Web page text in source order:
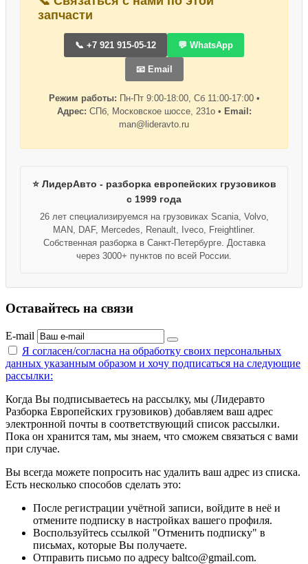
запчасти
📞 +7 921 915-05-12 💬 WhatsApp
📧 Email
Режим работы: Пн-Пт 9:00-18:00, Сб 11:00-17:00 •
Адрес: СПб, Московское шоссе, 231о • Email:
man@lideravto.ru
⭐ ЛидерАвто - разборка европейских грузовиков
с 1999 года
26 лет специализируемся на грузовиках Scania, Volvo,
MAN, DAF, Mercedes, Renault, Iveco, Freightliner.
Собственная разборка в Санкт-Петербурге. Доставка
через 3000+ пунктов по всей России.
Оставайтесь на связи
E-mail
Я согласен/согласна на обработку своих персональных
данных указанным образом и хочу подписаться на следующие
рассылки:
Когда Вы подписываетесь на рассылку, мы (Лидеравто
Разборка Европейских грузовиков) добавляем ваш адрес
электронной почты в соответствующий список рассылки.
Пока он хранится там, мы знаем, что сможем связаться с вами
при случае.
Вы всегда можете попросить нас удалить ваш адрес из списка.
Есть несколько способов сделать это:
После регистрации учётной записи, войдите в неё и
отмените подписку в настройках вашего профиля.
Воспользуйтесь ссылкой "Отменить подписку" в
письмах, которые Вы получаете.
Отправить письмо по адресу baltco@gmail.com.